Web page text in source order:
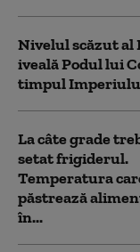
Nivelul scăzut al
iveală Podul lui
timpul
La câte grade
setat frigiderul.
Temperatura
păstrează
în...